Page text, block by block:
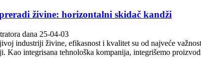
živine: horizontalni skidač kandži
dana 25-04-03
industriji živine, efikasnost i kvalitet su od najveće
Kao integrisana tehnološka kompanija, integrišemo